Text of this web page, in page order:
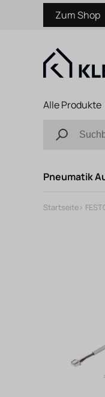
Zum Shop
Alle Produkte
Pneumatik
Startseite>